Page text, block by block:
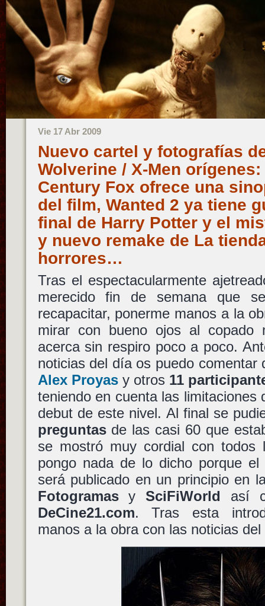
Vie 17 Abr 2009
Nuevo cartel y fotografías
Wolverine / X-Men
Century Fox ofrece una
del film, Wanted 2 ya tiene
final de Harry Potter y el
y nuevo remake de La
horrores…
Tras el espectacularmente
merecido fin de semana que
recapacitar, ponerme manos a la
mirar con bueno ojos al
acerca sin respiro poco a poco.
noticias del día os puedo comentar
Alex Proyasy otros 11
teniendo en cuenta las limitaciones
debut de este nivel. Al final se
preguntasde las casi 60 que
se mostró muy cordial con todos
pongo nada de lo dicho porque
será publicado en un principio en
FotogramasySciFiWorld así
DeCine21.com. Tras esta
manos a la obra con las noticias